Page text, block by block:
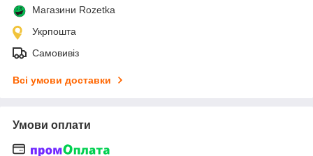
Магазини Rozetka
Укрпошта
Самовивіз
Всі умови доставки
Умови оплати